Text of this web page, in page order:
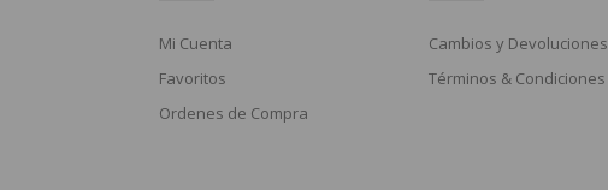
Mi Cuenta
Favoritos
Ordenes de Compra
Cambios y Devoluciones
Términos & Condiciones